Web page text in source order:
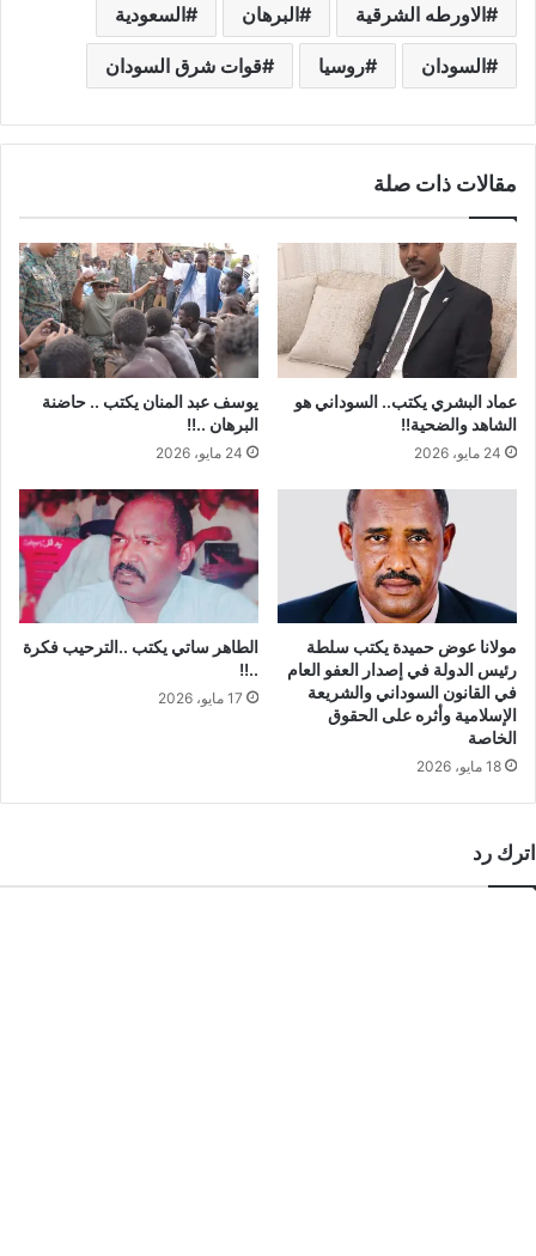
الاورطه الشرقية البرهان السعودية
السودان روسيا قوات شرق السودان
مقالات ذات صلة
عماد البشري يكتب.. السوداني هو
الشاهد والضحية!!
24 مايو، 2026
يوسف عبد المنان يكتب .. حاضنة
البرهان ..!!
24 مايو، 2026
مولانا عوض حميدة يكتب سلطة
رئيس الدولة في إصدار العفو العام
في القانون السوداني والشريعة
الإسلامية وأثره على الحقوق
الخاصة
18 مايو، 2026
الطاهر ساتي يكتب ..الترحيب فكرة
..!!
17 مايو، 2026
اترك رد